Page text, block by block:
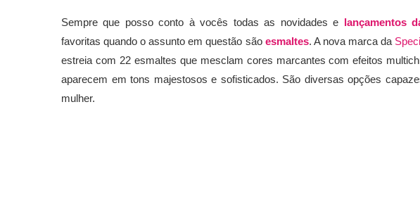
Sempre que posso conto à vocês todas as novidades e lançamentos
favoritas quando o assunto em questão são esmaltes. A nova marca da
estreia com 22 esmaltes que mesclam cores marcantes com efeitos
aparecem em tons majestosos e sofisticados. São diversas opções
mulher.